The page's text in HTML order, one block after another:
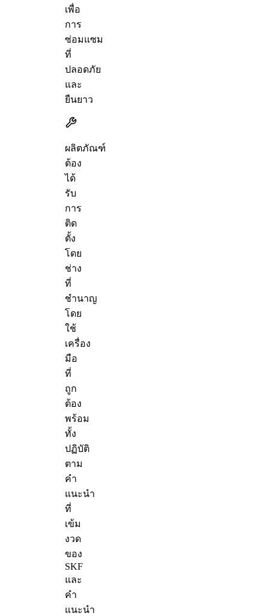
เพื่อ
การ
ซ่อมแซม
ที่
ปลอดภัย
และ
ยืนยาว
ผลิตภัณฑ์
ต้อง
ได้
รับ
การ
ติด
ตั้ง
โดย
ช่าง
ที่
ชำนาญ
โดย
ใช้
เครื่อง
มือ
ที่
ถูก
ต้อง
พร้อม
ทั้ง
ปฏิบัติ
ตาม
คำ
แนะนำ
ที่
เข้ม
งวด
ของ
SKF
และ
คำ
แนะนำ